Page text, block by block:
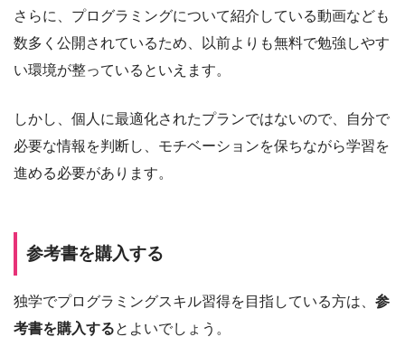
さらに、プログラミングについて紹介している動画なども
数多く公開されているため、以前よりも無料で勉強しやす
い環境が整っているといえます。
しかし、個人に最適化されたプランではないので、自分で
必要な情報を判断し、モチベーションを保ちながら学習を
進める必要があります。
参考書を購入する
独学でプログラミングスキル習得を目指している方は、 参
考書を購入するとよいでしょう。